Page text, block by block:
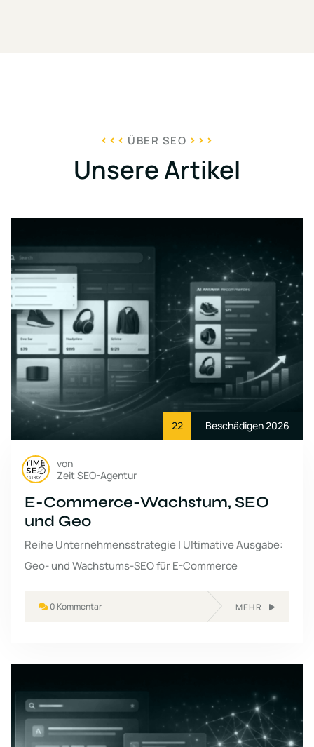
ÜBER SEO
Unsere Artikel
22 Beschädigen 2026
von
Zeit SEO-Agentur
E-Commerce-Wachstum, SEO
und Geo
Reihe Unternehmensstrategie | Ultimative Ausgabe:
Geo- und Wachstums-SEO für E-Commerce
0 Kommentar MEHR